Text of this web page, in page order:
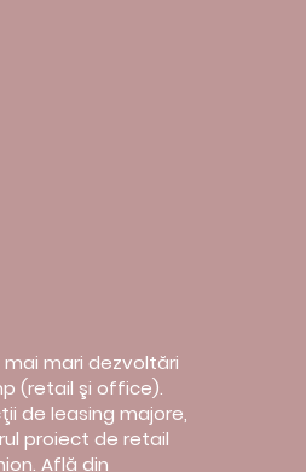
mari dezvoltări
(retail şi office).
de leasing majore,
proiect de retail
Află din